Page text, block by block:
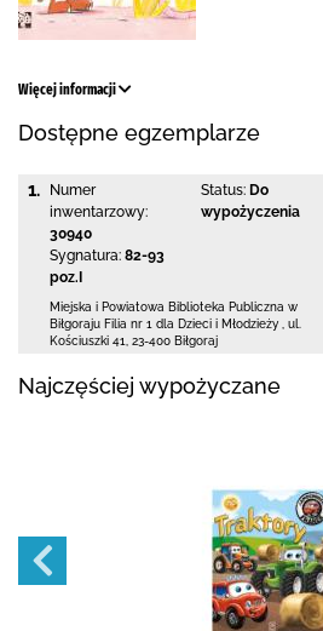
Więcej informacji
Dostępne egzemplarze
1.
Numer
inwentarzowy:
30940
Sygnatura: 82-93
poz.I
Status: Do
wypożyczenia
Miejska i Powiatowa Biblioteka Publiczna w
Biłgoraju Filia nr 1 dla Dzieci i Młodzieży
ul.
Kościuszki 41
23-400 Biłgoraj
Najczęściej wypożyczane